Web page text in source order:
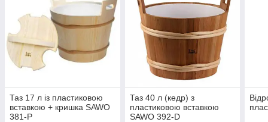
Таз 17 л із пластиковою
вставкою + кришка SAWO
381-P
Таз 40 л (кедр) з
пластиковою вставкою
SAWO 392-D